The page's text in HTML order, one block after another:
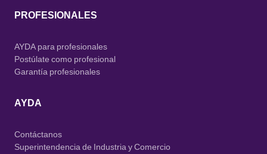
PROFESIONALES
AYDA para profesionales
Postúlate como profesional
Garantía profesionales
AYDA
Contáctanos
Superintendencia de Industria y Comercio